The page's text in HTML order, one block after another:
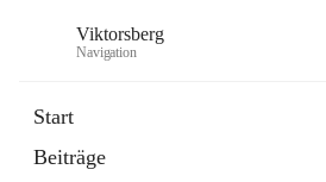
Viktorsberg
Navigation
Start
Beiträge